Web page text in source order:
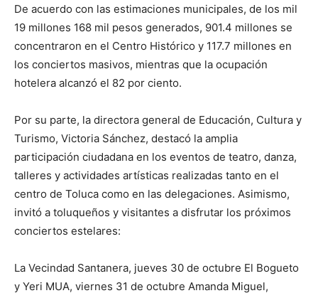
De acuerdo con las estimaciones municipales, de los mil
19 millones 168 mil pesos generados, 901.4 millones se
concentraron en el Centro Histórico y 117.7 millones en
los conciertos masivos, mientras que la ocupación
hotelera alcanzó el 82 por ciento.
Por su parte, la directora general de Educación, Cultura y
Turismo, Victoria Sánchez, destacó la amplia
participación ciudadana en los eventos de teatro, danza,
talleres y actividades artísticas realizadas tanto en el
centro de Toluca como en las delegaciones. Asimismo,
invitó a toluqueños y visitantes a disfrutar los próximos
conciertos estelares:
La Vecindad Santanera, jueves 30 de octubre El Bogueto
y Yeri MUA, viernes 31 de octubre Amanda Miguel,